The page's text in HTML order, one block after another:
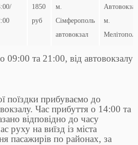
1850
руб
м.
Сімферополь
автовокзал
Автовокзал
м.
Мелітополь
09:00 та 21:00, від автовокзалу
поїздки прибуваємо до
Час прибуття о 14:00 та
відповідно до часу
руху на виїзд із міста
пасажирів по районах, за